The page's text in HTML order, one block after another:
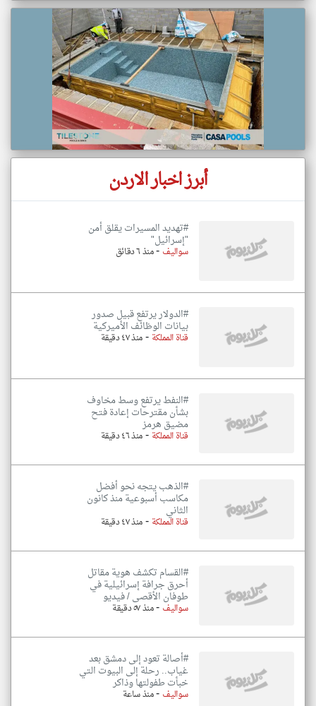
أبرز اخبار الاردن
#تهديد المسيرات يقلق أمن
"إسرائيل"
سواليف-منذ ٦ دقائق
#الدولار يرتفع قبيل صدور
بيانات الوظائف الأميركية
قناة المملكة -منذ ٤٧ دقيقة
#النفط يرتفع وسط مخاوف
بشأن مقترحات إعادة فتح
مضيق هرمز
قناة المملكة -منذ ٤٦ دقيقة
#الذهب يتجه نحو أفضل
مكاسب أسبوعية منذ كانون
الثاني
قناة المملكة -منذ ٤٧ دقيقة
#القسام تكشف هوية مقاتل
أحرق جرافة إسرائيلية في
طوفان الأقصى / فيديو
سواليف -منذ ٥٧ دقيقة
#أصالة تعود إلى دمشق بعد
غياب.. رحلة إلى البيوت التي
خبأت طفولتها وذاكر
سواليف -منذ ساعة